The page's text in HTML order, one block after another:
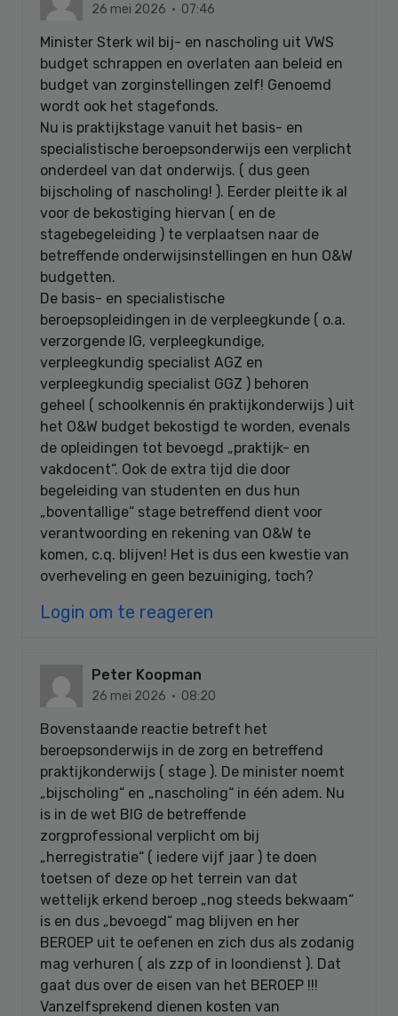
26 mei 2026 · 07:46
Minister Sterk wil bij- en nascholing uit VWS
budget schrappen en overlaten aan beleid en
budget van zorginstellingen zelf! Genoemd
wordt ook het stagefonds.
Nu is praktijkstage vanuit het basis- en
specialistische beroepsonderwijs een verplicht
onderdeel van dat onderwijs. ( dus geen
bijscholing of nascholing! ). Eerder pleitte ik al
voor de bekostiging hiervan ( en de
stagebegeleiding ) te verplaatsen naar de
betreffende onderwijsinstellingen en hun O&W
budgetten.
De basis- en specialistische
beroepsopleidingen in de verpleegkunde ( o.a.
verzorgende IG, verpleegkundige,
verpleegkundig specialist AGZ en
verpleegkundig specialist GGZ ) behoren
geheel ( schoolkennis én praktijkonderwijs ) uit
het O&W budget bekostigd te worden, evenals
de opleidingen tot bevoegd „praktijk- en
vakdocent“. Ook de extra tijd die door
begeleiding van studenten en dus hun
„boventallige“ stage betreffend dient voor
verantwoording en rekening van O&W te
komen, c.q. blijven! Het is dus een kwestie van
overheveling en geen bezuiniging, toch?
Login om te reageren
Peter Koopman
26 mei 2026 · 08:20
Bovenstaande reactie betreft het
beroepsonderwijs in de zorg en betreffend
praktijkonderwijs ( stage ). De minister noemt
„bijscholing“ en „nascholing“ in één adem. Nu
is in de wet BIG de betreffende
zorgprofessional verplicht om bij
„herregistratie“ ( iedere vijf jaar ) te doen
toetsen of deze op het terrein van dat
wettelijk erkend beroep „nog steeds bekwaam“
is en dus „bevoegd“ mag blijven en her
BEROEP uit te oefenen en zich dus als zodanig
mag verhuren ( als zzp of in loondienst ). Dat
gaat dus over de eisen van het BEROEP !!!
Vanzelfsprekend dienen kosten van